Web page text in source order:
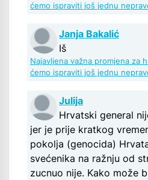
ćemo ispraviti još jednu
Janja Bakalić
Iš
Najavljena važna promjena za
ćemo ispraviti još jednu
Julija
Hrvatski general
jer je prije kratkog
pokolja (genocida)
svećenika na ražnju od
zucnuo nije. Kako može